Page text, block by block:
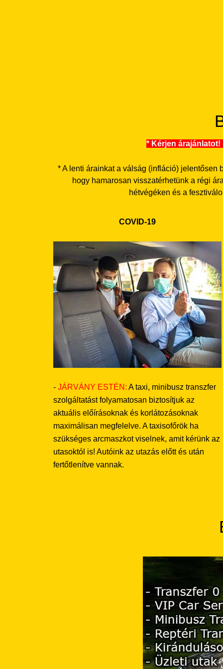
* Kérjen
* A lenti árainkat a válság (infláció) jelentősen
hogy hamarosan visszatérhetünk a régi
hétvégéken és a
COVID-19
- JÁRVÁNY ESTÉN: A taxi, minibusz transzfer
szolgáltatást folyamatosan biztosítjuk az
aktuális előírásoknak és korlátozásoknak
maximálisan megfelelve. A taxisofőrök ha
szükséges arcmaszkot viselnek, amit kérünk az
utasoktól is! Autóink az utazás előtt és után
fertőtlenítve vannak.